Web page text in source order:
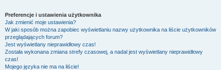
Preferencje i ustawienia użytkownika
Jak zmienić moje ustawienia?
W jaki sposób można zapobiec wyświetlaniu nazwy użytkownika na liście użytkowników
przeglądających forum?
Jest wyświetlany nieprawidłowy czas!
Została wykonana zmiana strefy czasowej, a nadal jest wyświetlany nieprawidłowy
czas!
Mojego języka nie ma na liście!